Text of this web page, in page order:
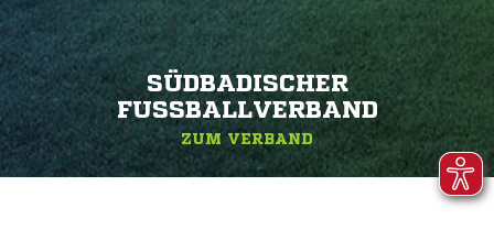
SÜDBADISCHER
FUSSBALLVERBAND
ZUM VERBAND